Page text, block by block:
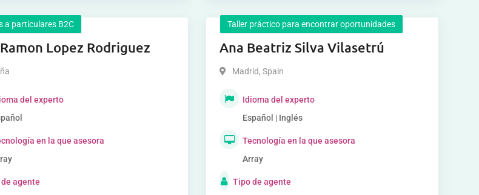
a particulares B2C
Lopez Rodriguez
del experto
en la que asesora
agente
Taller práctico para encontrar oportunidades
Ana Beatriz Silva Vilasetrú
Madrid, Spain
Idioma del experto
Español | Inglés
Tecnología en la que asesora
Array
Tipo de agente